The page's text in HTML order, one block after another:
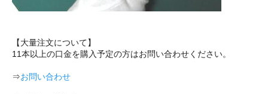
【大量注文について】
11本以上の口金を購入予定の方はお問い合わせください。
⇒お問い合わせ